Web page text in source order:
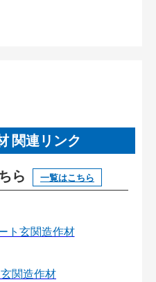
関連リンク
ら 一覧はこちら
ト玄関造作材
関造作材